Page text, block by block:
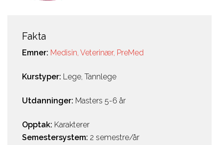
Fakta
Emner: Medisin, Veterinær, PreMed
Kurstyper: Lege, Tannlege
Utdanninger: Masters 5-6 år
Opptak: Karakterer
Semestersystem: 2 semestre/år